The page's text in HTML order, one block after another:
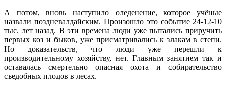
А потом, вновь наступило оледенение, которое учёные
назвали поздневалдайским. Произошло это событие 24-12-10
тыс. лет назад. В эти времена люди уже пытались приручить
первых коз и быков, уже присматривались к злакам в степи.
Но доказательств, что люди уже перешли к
производительному хозяйству, нет. Главным занятием так и
оставалась смертельно опасная охота и собирательство
съедобных плодов в лесах.